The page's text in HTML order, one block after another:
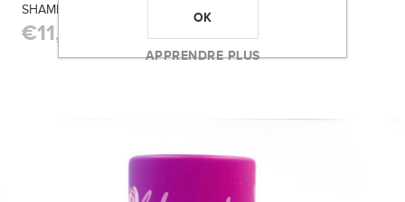
SHAMPOING AYURVÉDIQUE
€11,90
OK
APPRENDRE PLUS